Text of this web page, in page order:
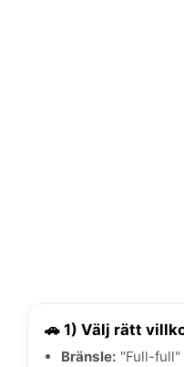
🚗 1) Välj rätt
Bränsle: "Full-